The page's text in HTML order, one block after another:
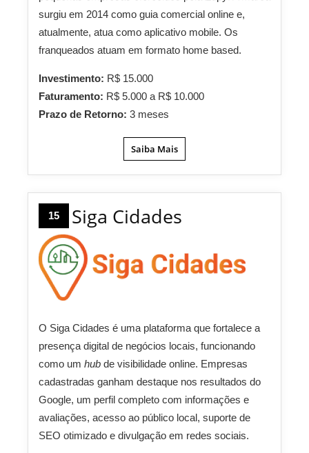
surgiu em 2014 como guia comercial online e,
atualmente, atua como aplicativo mobile. Os
franqueados atuam em formato home based.
Investimento: R$ 15.000
Faturamento: R$ 5.000 a R$ 10.000
Prazo de Retorno: 3 meses
Saiba Mais
15 Siga Cidades
O Siga Cidades é uma plataforma que fortalece a
presença digital de negócios locais, funcionando
como um hub de visibilidade online. Empresas
cadastradas ganham destaque nos resultados do
Google, um perfil completo com informações e
avaliações, acesso ao público local, suporte de
SEO otimizado e divulgação em redes sociais.